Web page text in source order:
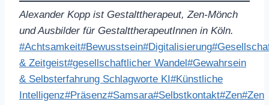
Alexander Kopp ist Gestalttherapeut, Zen-Mönch
und Ausbilder für GestalttherapeutInnen in Köln.
Schlagworte:
#Achtsamkeit#Bewusstsein#Digitalisierung#
& Zeitgeist#gesellschaftlicher Wandel#Gewahrsein
& Selbsterfahrung Schlagworte KI#Künstliche
Intelligenz#Präsenz#Samsara#Selbstkontakt#Zen#Zen